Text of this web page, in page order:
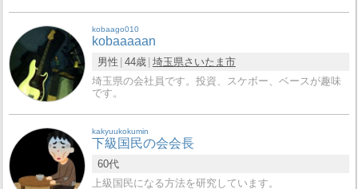
kobaago010
kobaaaaan
男性 44歳 埼玉県さいたま市
埼玉県の会社員です。投資、スケボー、ベースが趣味
です。
kakyuukokumin
下級国民の会会長
60代
上級国民になる方法を研究しています。